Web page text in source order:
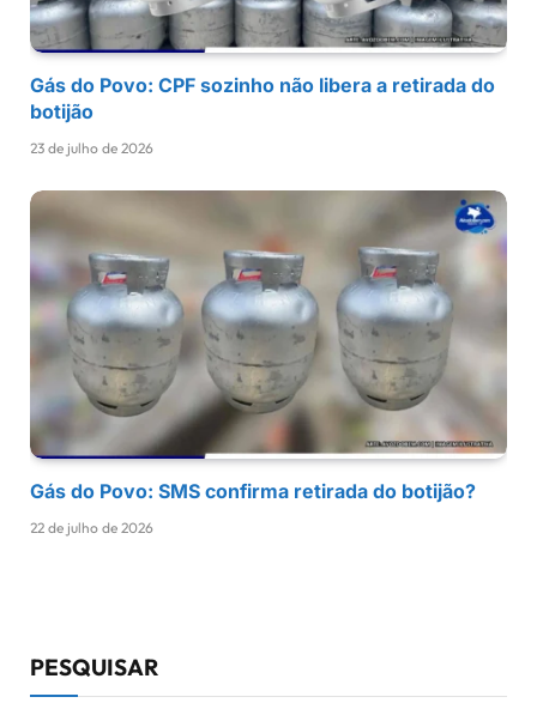
Gás do Povo: CPF sozinho não libera a retirada do
botijão
23 de julho de 2026
Gás do Povo: SMS confirma retirada do botijão?
22 de julho de 2026
PESQUISAR